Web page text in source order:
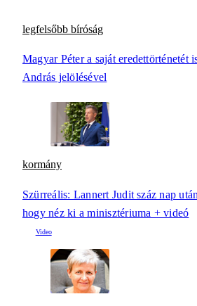
legfelsőbb bíróság
Magyar Péter a saját eredettörténetét
András jelölésével
kormány
Szürreális: Lannert Judit száz nap
hogy néz ki a minisztériuma + videó